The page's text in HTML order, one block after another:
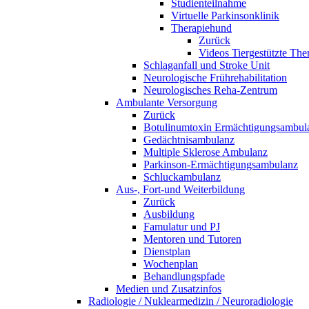
Studienteilnahme
Virtuelle Parkinsonklinik
Therapiehund
Zurück
Videos Tiergestützte
Schlaganfall und Stroke Unit
Neurologische Frührehabilitation
Neurologisches Reha-Zentrum
Ambulante Versorgung
Zurück
Botulinumtoxin
Gedächtnisambulanz
Multiple Sklerose Ambulanz
Parkinson-Ermächtigungsambulanz
Schluckambulanz
Aus-, Fort-und Weiterbildung
Zurück
Ausbildung
Famulatur und PJ
Mentoren und Tutoren
Dienstplan
Wochenplan
Behandlungspfade
Medien und Zusatzinfos
Radiologie / Nuklearmedizin / Neuroradiologie